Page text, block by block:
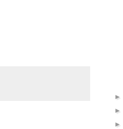
►
►
►